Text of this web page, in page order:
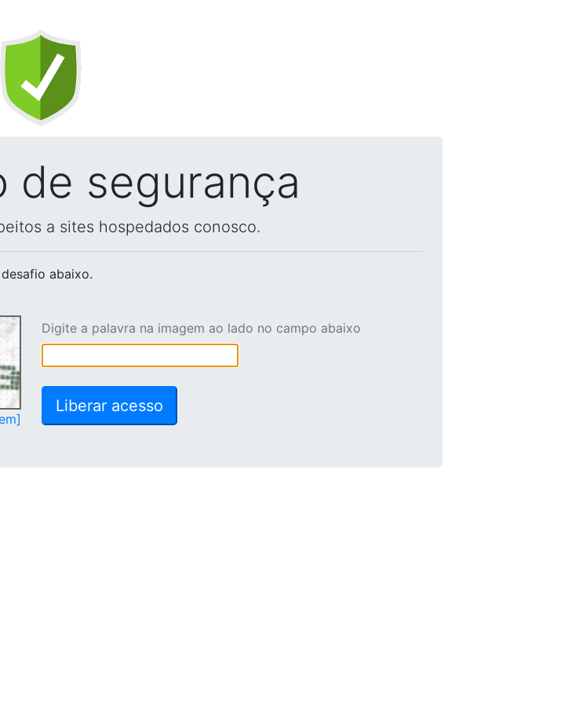
de segurança
a sites hospedados conosco.
abaixo.
Digite a palavra na imagem ao lado no campo abaixo